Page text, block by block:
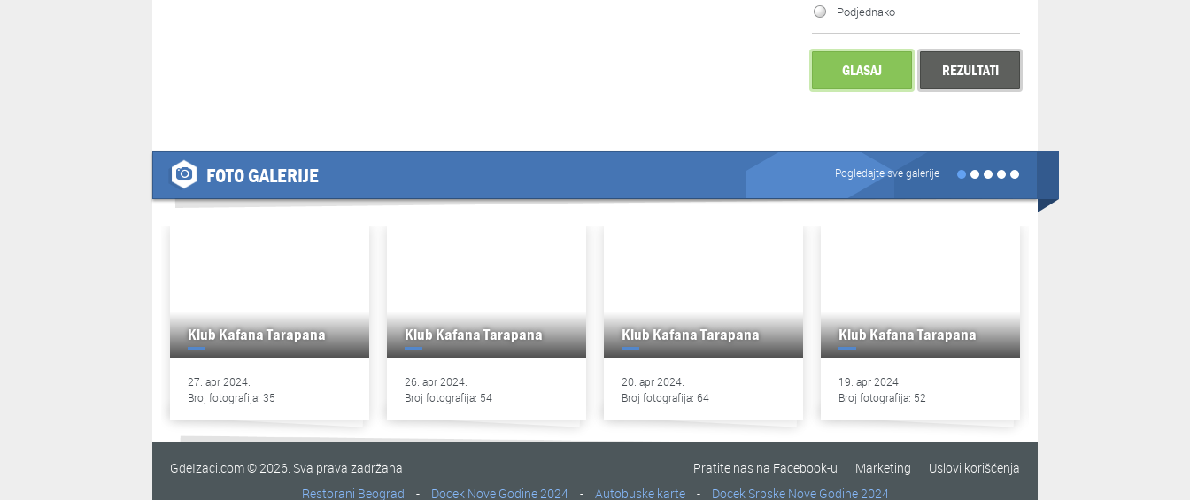
Podjednako
GLASAJ REZULTATI
FOTO GALERIJE Pogledajte sve galerije
Klub Kafana Tarapana
27. apr 2024.
Broj fotografija: 35
Klub Kafana Tarapana
26. apr 2024.
Broj fotografija: 54
Klub Kafana Tarapana
20. apr 2024.
Broj fotografija: 64
Klub Kafana Tarapana
19. apr 2024.
Broj fotografija: 52
GdeIzaci.com © 2026. Sva prava zadržana Uslovi korišćenja
Marketing
Pratite nas na Facebook-u
Restorani Beograd
- Docek Nove Godine 2024 - Autobuske karte - Docek Srpske Nove Godine 2024